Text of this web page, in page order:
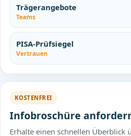
Trägerangebote
Teams
PISA-Prüfsiegel
Vertrauen
KOSTENFREI
Infobroschüre
Erhalte einen schnellen Überblick